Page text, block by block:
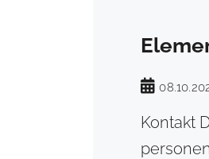
Kontakt